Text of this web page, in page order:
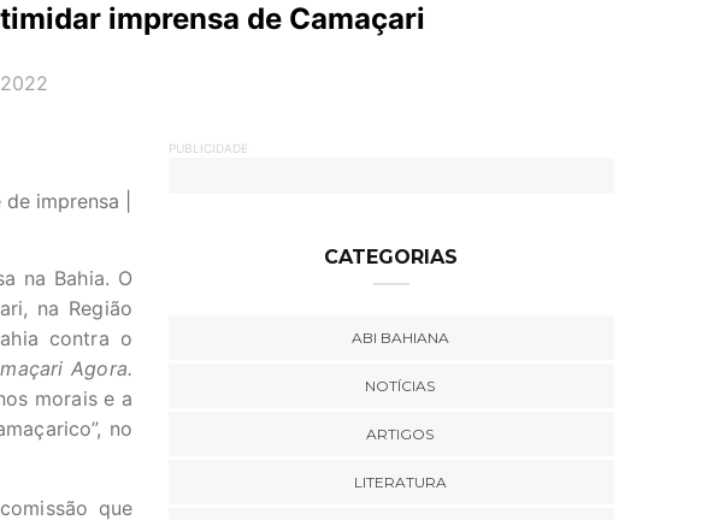
imprensa de Camaçari
imprensa |
na Bahia. O
na Região
contra o
Agora.
morais e a
no
que
PUBLICIDADE
CATEGORIAS
ABI BAHIANA
NOTÍCIAS
ARTIGOS
LITERATURA